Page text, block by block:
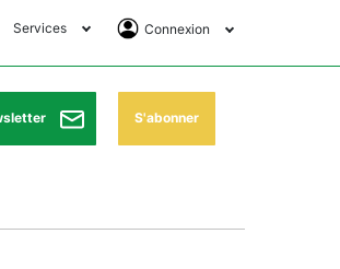
Services
prières
de garde
TV
Connexion
Se Connecter
AbonnementS'abonner